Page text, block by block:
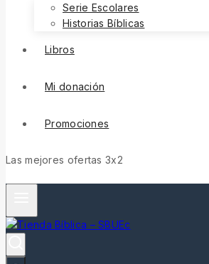
Serie Escolares
Historias Bíblicas
Libros
Mi donación
Promociones
Las mejores ofertas 3x2